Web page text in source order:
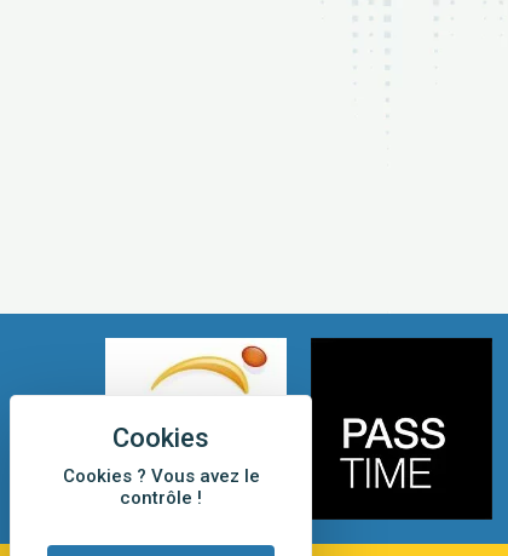
Cookies ? Vous avez le
contrôle !